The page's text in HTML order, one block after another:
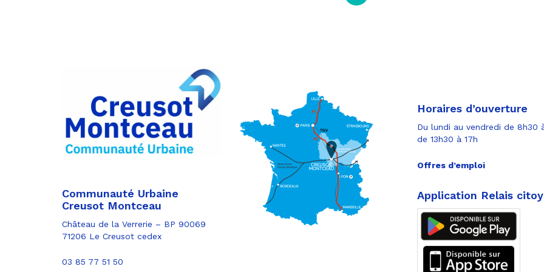
Communauté Urbaine
Creusot Montceau
Château de la Verrerie – BP 90069
71206 Le Creusot cedex
03 85 77 51 50
Horaires d’ouverture
Du lundi au vendredi de 8h30
de 13h30 à 17h
Offres d’emploi
Application Relais